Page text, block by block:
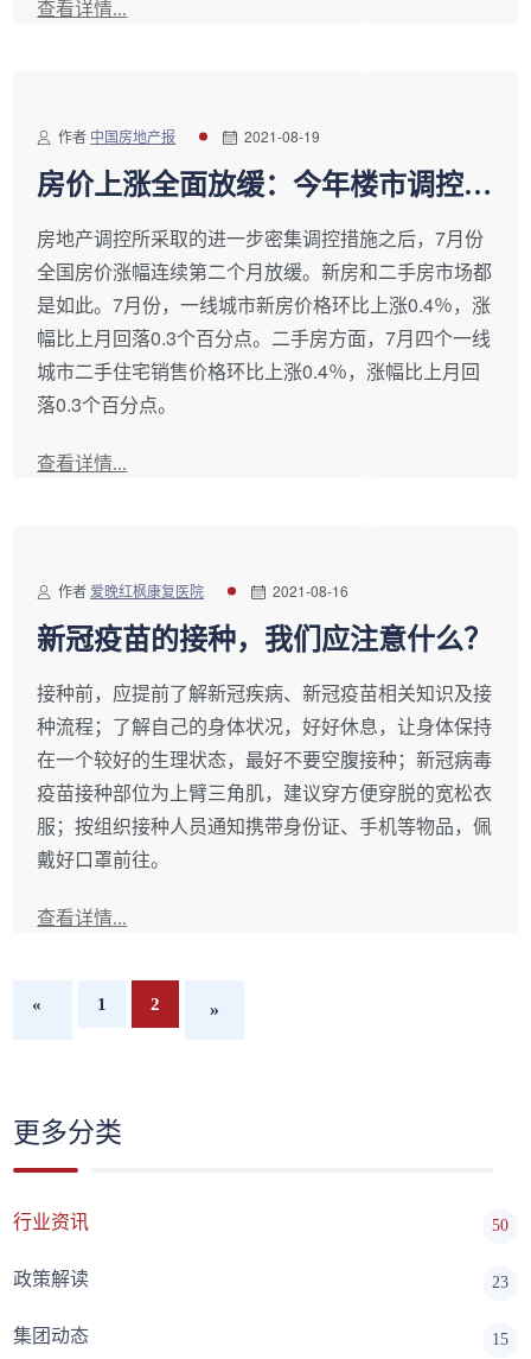
查看详情...
作者 中国房地产报 2021-08-19
房价上涨全面放缓：今年楼市调控频
房地产调控所采取的进一步密集调控措施之后，7月份
全国房价涨幅连续第二个月放缓。新房和二手房市场都
是如此。7月份，一线城市新房价格环比上涨0.4％，涨
幅比上月回落0.3个百分点。二手房方面，7月四个一线
城市二手住宅销售价格环比上涨0.4％，涨幅比上月回
落0.3个百分点。
查看详情...
作者 爱晚红枫康复医院 2021-08-16
新冠疫苗的接种，我们应注意什么？
接种前，应提前了解新冠疾病、新冠疫苗相关知识及接
种流程；了解自己的身体状况，好好休息，让身体保持
在一个较好的生理状态，最好不要空腹接种；新冠病毒
疫苗接种部位为上臂三角肌，建议穿方便穿脱的宽松衣
服；按组织接种人员通知携带身份证、手机等物品，佩
戴好口罩前往。
查看详情...
« 1 2 »
更多分类
行业资讯 50
政策解读 23
集团动态 15